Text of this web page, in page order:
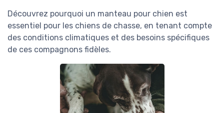
Découvrez pourquoi un manteau pour chien est
essentiel pour les chiens de chasse, en tenant compte
des conditions climatiques et des besoins spécifiques
de ces compagnons fidèles.